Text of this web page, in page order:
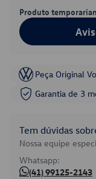
Produto
Peça Original
Garantia de 3
Tem dúvidas
Nossa equipe
Whatsapp:
(41) 99125-2143